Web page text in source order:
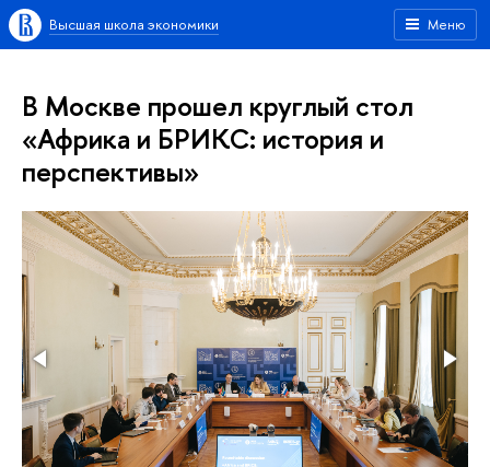
Меню
Высшая школа экономики
В Москве прошел круглый стол
«Африка и БРИКС: история и
перспективы»